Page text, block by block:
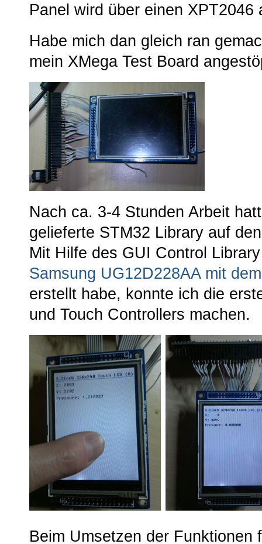
Panel wird über einen XPT2046
Habe mich dan gleich ran
mein XMega Test Board
Nach ca. 3-4 Stunden Arbeit
gelieferte STM32 Library auf
Mit Hilfe des GUI Control
Samsung UG12D228AA mit
erstellt habe, konnte ich die
und Touch Controllers machen.
Beim Umsetzen der Funktionen